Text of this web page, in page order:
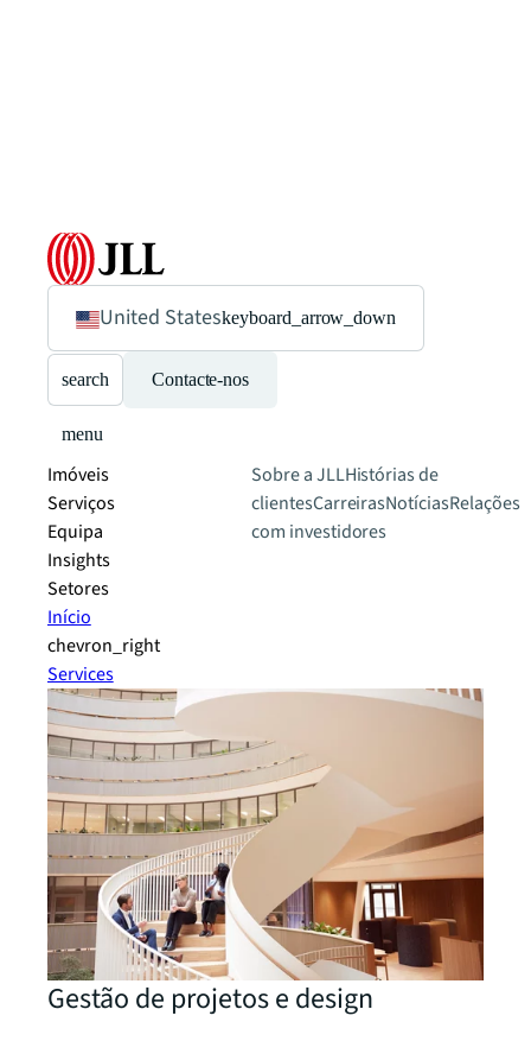
United Stateskeyboard_arrow_down
search Contacte-nos
menu
Imóveis
Serviços
Equipa
Insights
Setores
Sobre a JLLHistórias de
clientesCarreirasNotíciasRelações
com investidores
Início
chevron_right
Services
Gestão de projetos e design